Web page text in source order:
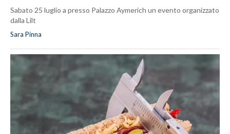
Sabato 25 luglio a presso Palazzo Aymerich un evento organizzato
dalla Lilt
Sara Pinna